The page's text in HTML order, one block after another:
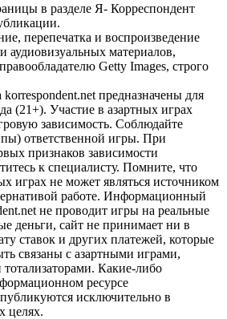
в разделе Я- Корреспондент
перепечатка и воспроизведение
аудиовизуальных материалов,
Getty Images, строго
предназначены для
(21+). Участие в азартных играх
зависимость. Соблюдайте
ответственной игры. При
признаков зависимости
к специалисту. Помните, что
играх не может являться источником
работе. Информационный
не проводит игры на реальные
деньги, сайт не принимает ни в
ставок и других платежей, которые
связаны с азартными играми,
Какие-либо
ресурсе
исключительно в
целях.